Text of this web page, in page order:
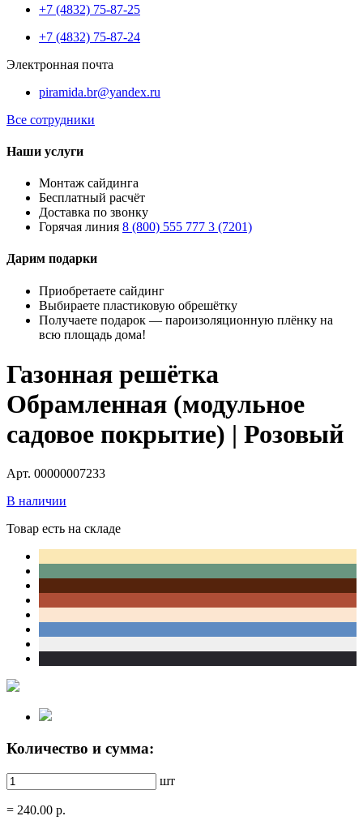
+7 (4832) 75-87-25
+7 (4832) 75-87-24
Электронная почта
piramida.br@yandex.ru
Все сотрудники
Наши услуги
Монтаж сайдинга
Бесплатный расчёт
Доставка по звонку
Горячая линия 8 (800) 555 777 3 (7201)
Дарим подарки
Приобретаете сайдинг
Выбираете пластиковую обрешётку
Получаете подарок — пароизоляционную плёнку на
всю площадь дома!
Газонная решётка
Обрамленная (модульное
садовое покрытие) | Розовый
Арт. 00000007233
В наличии
Товар есть на складе
Количество и сумма:
шт
= 240.00 р.